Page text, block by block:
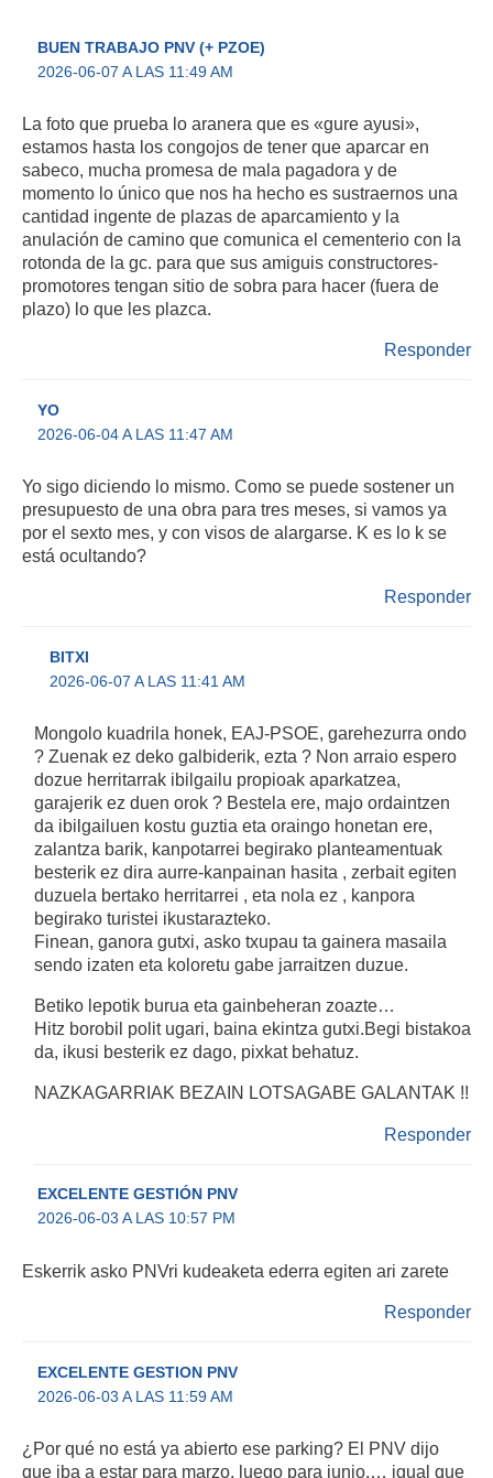
BUEN TRABAJO PNV (+ PZOE)
2026-06-07 A LAS 11:49 AM
La foto que prueba lo aranera que es «gure ayusi»,
estamos hasta los congojos de tener que aparcar en
sabeco, mucha promesa de mala pagadora y de
momento lo único que nos ha hecho es sustraernos una
cantidad ingente de plazas de aparcamiento y la
anulación de camino que comunica el cementerio con la
rotonda de la gc. para que sus amiguis constructores-
promotores tengan sitio de sobra para hacer (fuera de
plazo) lo que les plazca.
Responder
YO
2026-06-04 A LAS 11:47 AM
Yo sigo diciendo lo mismo. Como se puede sostener un
presupuesto de una obra para tres meses, si vamos ya
por el sexto mes, y con visos de alargarse. K es lo k se
está ocultando?
Responder
BITXI
2026-06-07 A LAS 11:41 AM
Mongolo kuadrila honek, EAJ-PSOE, garehezurra ondo
? Zuenak ez deko galbiderik, ezta ? Non arraio espero
dozue herritarrak ibilgailu propioak aparkatzea,
garajerik ez duen orok ? Bestela ere, majo ordaintzen
da ibilgailuen kostu guztia eta oraingo honetan ere,
zalantza barik, kanpotarrei begirako planteamentuak
besterik ez dira aurre-kanpainan hasita , zerbait egiten
duzuela bertako herritarrei , eta nola ez , kanpora
begirako turistei ikustarazteko.
Finean, ganora gutxi, asko txupau ta gainera masaila
sendo izaten eta koloretu gabe jarraitzen duzue.
Betiko lepotik burua eta gainbeheran zoazte…
Hitz borobil polit ugari, baina ekintza gutxi.Begi bistakoa
da, ikusi besterik ez dago, pixkat behatuz.
NAZKAGARRIAK BEZAIN LOTSAGABE GALANTAK !!
Responder
EXCELENTE GESTIÓN PNV
2026-06-03 A LAS 10:57 PM
Eskerrik asko PNVri kudeaketa ederra egiten ari zarete
Responder
EXCELENTE GESTION PNV
2026-06-03 A LAS 11:59 AM
¿Por qué no está ya abierto ese parking? El PNV dijo
que iba a estar para marzo, luego para junio,… igual que